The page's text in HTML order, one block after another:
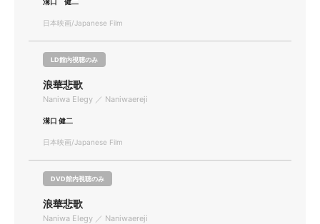
日本映画/Japanese Film
LD館内視聴のみ
浪華悲歌
Naniwa Elegy ／ Naniwaereji
溝口 健二
日本映画/Japanese Film
DVD館内視聴のみ
浪華悲歌
Naniwa Elegy ／ Naniwaereji